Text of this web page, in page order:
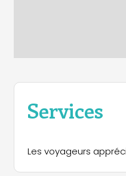
Services
Les voyageurs